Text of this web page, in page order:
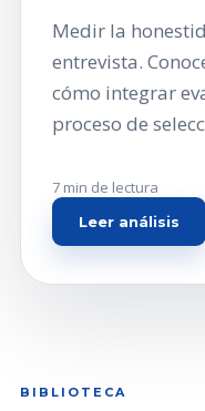
Medir la
entrevista.
cómo integrar
proceso de
7 min de lectura
Leer análisis
BIBLIOTECA